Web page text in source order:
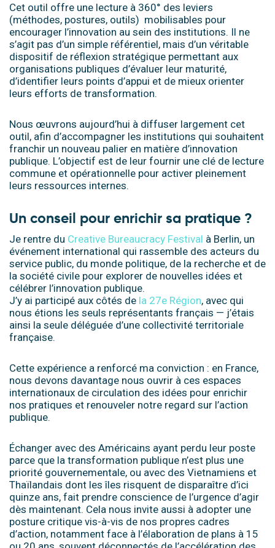
Cet outil offre une lecture à 360° des leviers
(méthodes, postures, outils) mobilisables pour
encourager l’innovation au sein des institutions. Il ne
s’agit pas d’un simple référentiel, mais d’un véritable
dispositif de réflexion stratégique permettant aux
organisations publiques d’évaluer leur maturité,
d’identifier leurs points d’appui et de mieux orienter
leurs efforts de transformation.
Nous œuvrons aujourd’hui à diffuser largement cet
outil, afin d’accompagner les institutions qui souhaitent
franchir un nouveau palier en matière d’innovation
publique. L’objectif est de leur fournir une clé de lecture
commune et opérationnelle pour activer pleinement
leurs ressources internes.
Un conseil pour enrichir sa pratique ?
Je rentre du Creative Bureaucracy Festival à Berlin, un
événement international qui rassemble des acteurs du
service public, du monde politique, de la recherche et de
la société civile pour explorer de nouvelles idées et
célébrer l’innovation publique.
J’y ai participé aux côtés de la 27e Région, avec qui
nous étions les seuls représentants français — j’étais
ainsi la seule déléguée d’une collectivité territoriale
française.
Cette expérience a renforcé ma conviction : en France,
nous devons davantage nous ouvrir à ces espaces
internationaux de circulation des idées pour enrichir
nos pratiques et renouveler notre regard sur l’action
publique.
Échanger avec des Américains ayant perdu leur poste
parce que la transformation publique n’est plus une
priorité gouvernementale, ou avec des Vietnamiens et
Thaïlandais dont les îles risquent de disparaître d’ici
quinze ans, fait prendre conscience de l’urgence d’agir
dès maintenant. Cela nous invite aussi à adopter une
posture critique vis-à-vis de nos propres cadres
d’action, notamment face à l’élaboration de plans à 15